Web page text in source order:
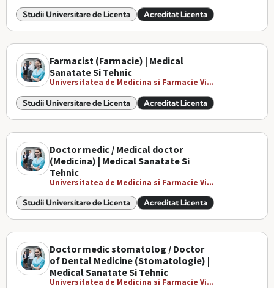
Studii Universitare de Licenta Acreditat Licenta
Farmacist (Farmacie) | Medical
Sanatate Si Tehnic
Universitatea de Medicina si Farmacie Vi...
Studii Universitare de Licenta Acreditat Licenta
Doctor medic / Medical doctor
(Medicina) | Medical Sanatate Si
Tehnic
Universitatea de Medicina si Farmacie Vi...
Studii Universitare de Licenta Acreditat Licenta
Doctor medic stomatolog / Doctor
of Dental Medicine (Stomatologie) |
Medical Sanatate Si Tehnic
Universitatea de Medicina si Farmacie Vi...